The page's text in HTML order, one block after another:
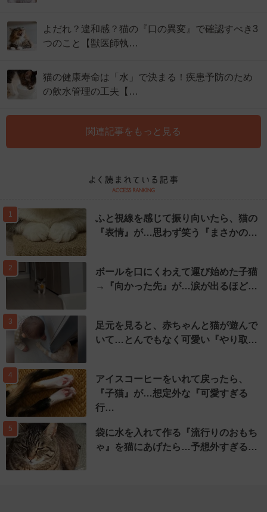
よだれ？違和感？猫の『口の異変』で確認すべき3
つのこと【獣医師執…
猫の健康寿命は「水」で決まる！疾患予防のため
の飲水管理の工夫【…
関連記事をもっと見る
1
ふと視線を感じて振り向いたら、猫の
『表情』が…思わず笑う『まさかの…
2
ボールを口にくわえて運び始めた子猫
→『向かった先』が…涙が出るほど…
3
足元を見ると、赤ちゃんと猫が遊んで
いて…とんでもなく可愛い『やり取…
4
アイスコーヒーをいれて戻ったら、
『子猫』が…想定外な『可愛すぎる
行…
5
袋に水を入れて作る『流行りのおもち
ゃ』を猫にあげたら…予想外すぎる…